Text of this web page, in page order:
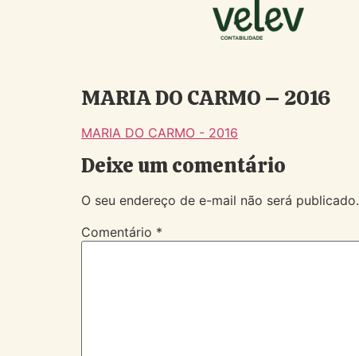
MARIA DO CARMO – 2016
MARIA DO CARMO - 2016
Deixe um comentário
O seu endereço de e-mail não será publicado.
Comentário *